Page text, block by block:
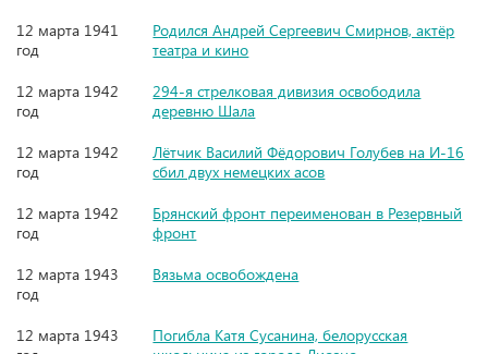
12 марта 1941
год
Родился Андрей Сергеевич Смирнов, актёр
театра и кино
12 марта 1942
год
294-я стрелковая дивизия освободила
деревню Шала
12 марта 1942
год
Лётчик Василий Фёдорович Голубев на И-16
сбил двух немецких асов
12 марта 1942
год
Брянский фронт переименован в Резервный
фронт
12 марта 1943
год
Вязьма освобождена
12 марта 1943
Погибла Катя Сусанина, белорусская